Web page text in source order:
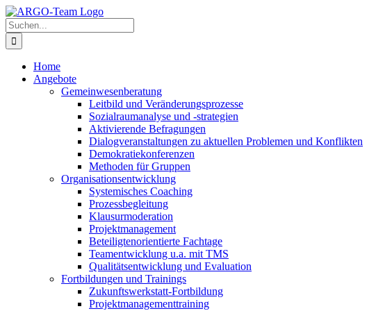
Zum
Inhalt
springen
Suche
nach:
Home
Angebote
Gemeinwesenberatung
Leitbild und Veränderungsprozesse
Sozialraumanalyse und -strategien
Aktivierende Befragungen
Dialogveranstaltungen zu aktuellen Problemen und Konflikten
Demokratiekonferenzen
Methoden für Gruppen
Organisationsentwicklung
Systemisches Coaching
Prozessbegleitung
Klausurmoderation
Projektmanagement
Beteiligtenorientierte Fachtage
Teamentwicklung u.a. mit TMS
Qualitätsentwicklung und Evaluation
Fortbildungen und Trainings
Zukunftswerkstatt-Fortbildung
Projektmanagementtraining